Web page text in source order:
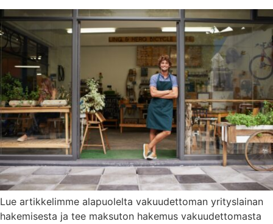
Lue artikkelimme alapuolelta vakuudettoman yrityslainan
hakemisesta ja tee maksuton hakemus vakuudettomasta